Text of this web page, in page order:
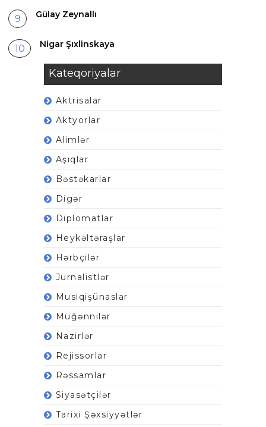
Gülay Zeynallı
Nigar Şıxlinskaya
Kateqoriyalar
Aktrisalar
Aktyorlar
Alimlər
Aşıqlar
Bəstəkarlar
Digər
Diplomatlar
Heykəltəraşlar
Hərbçilər
Jurnalistlər
Musiqişünaslar
Müğənnilər
Nazirlər
Rejissorlar
Rəssamlar
Siyasətçilər
Tarixi Şəxsiyyətlər